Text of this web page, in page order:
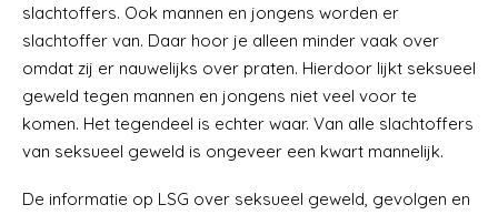
slachtoffers. Ook mannen en jongens worden er
slachtoffer van. Daar hoor je alleen minder vaak over
omdat zij er nauwelijks over praten. Hierdoor lijkt seksueel
geweld tegen mannen en jongens niet veel voor te
komen. Het tegendeel is echter waar. Van alle slachtoffers
van seksueel geweld is ongeveer een kwart mannelijk.
De informatie op LSG over seksueel geweld, gevolgen en